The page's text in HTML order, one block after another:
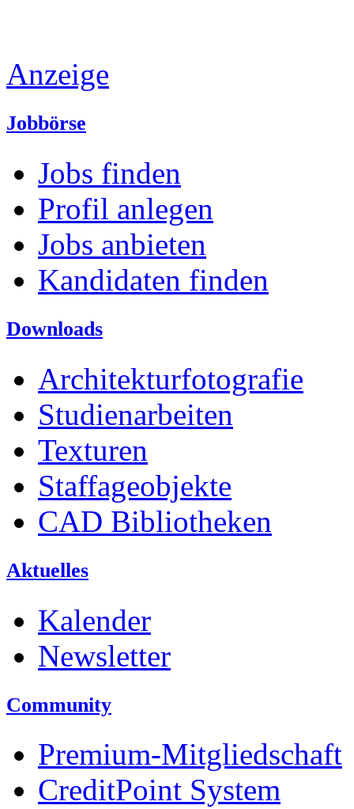
Anzeige
Jobbörse
Jobs finden
Profil anlegen
Jobs anbieten
Kandidaten finden
Downloads
Architekturfotografie
Studienarbeiten
Texturen
Staffageobjekte
CAD Bibliotheken
Aktuelles
Kalender
Newsletter
Community
Premium-Mitgliedschaft
CreditPoint System